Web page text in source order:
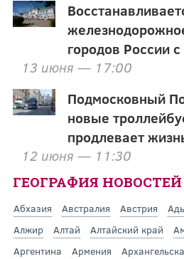
городов России
13 июня — 17:00
Подмосковный
новые
продлевает
12 июня — 11:30
ГЕОГРАФИЯ НОВОСТЕЙ
Абхазия Австралия Австрия
Алжир
Алтай Алтайский край
Аргентина
Армения